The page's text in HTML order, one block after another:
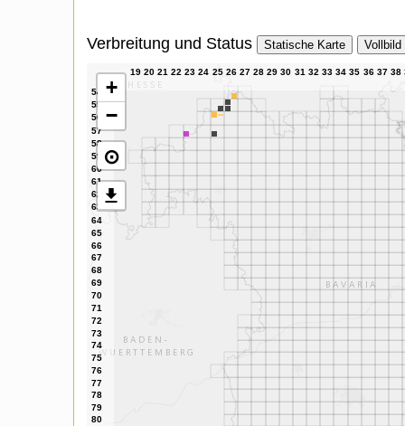
Verbreitung und Status Statische Karte Vollbild
+
−
⊙